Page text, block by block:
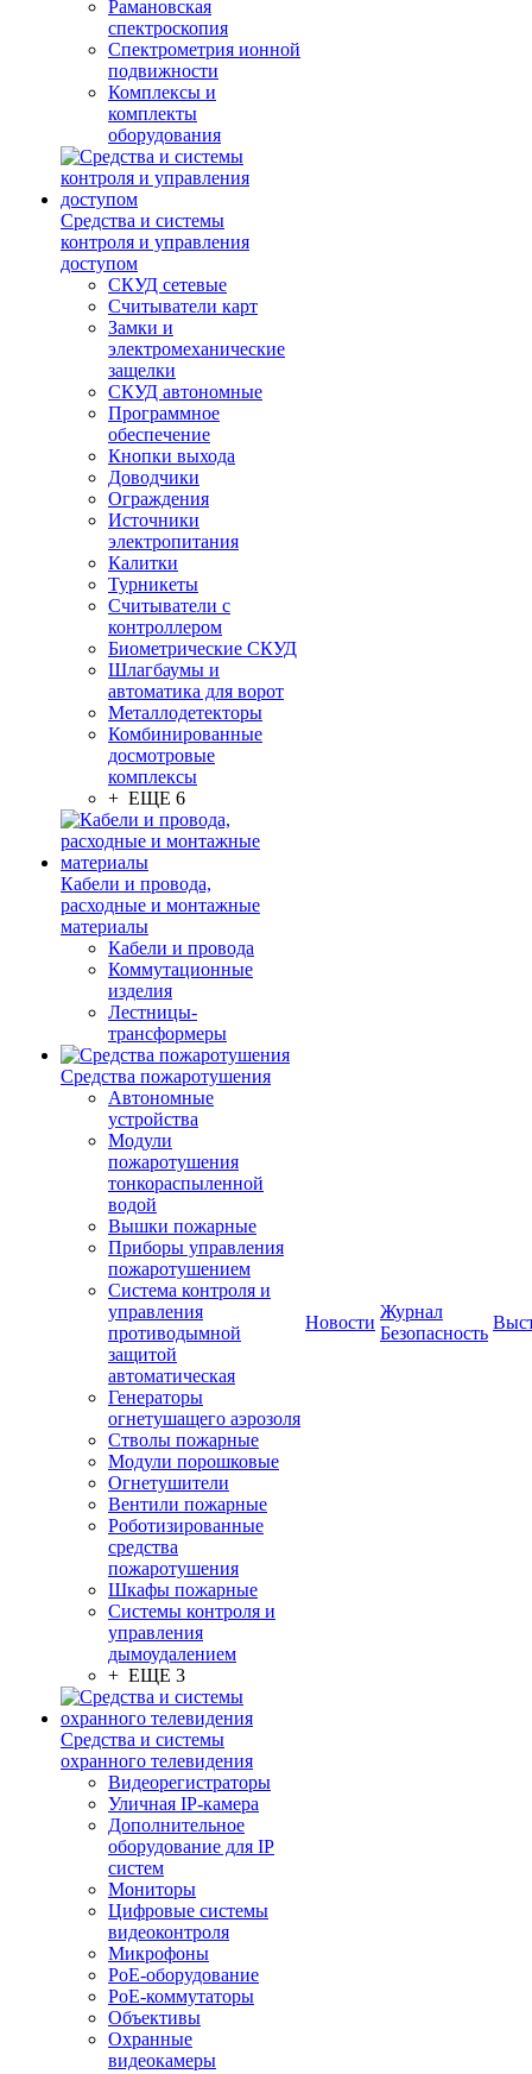
Рамановская
спектроскопия
Спектрометрия ионной
подвижности
Комплексы и
комплекты
оборудования
Средства и системы
контроля и управления
доступом
СКУД сетевые
Считыватели карт
Замки и
электромеханические
защелки
СКУД автономные
Программное
обеспечение
Кнопки выхода
Доводчики
Ограждения
Источники
электропитания
Калитки
Турникеты
Считыватели с
контроллером
Биометрические СКУД
Шлагбаумы и
автоматика для ворот
Металлодетекторы
Комбинированные
досмотровые
комплексы
+ ЕЩЕ 6
Кабели и провода,
расходные и монтажные
материалы
Кабели и провода
Коммутационные
изделия
Лестницы-
трансформеры
Средства пожаротушения
Автономные
устройства
Модули
пожаротушения
тонкораспыленной
водой
Вышки пожарные
Приборы управления
пожаротушением
Система контроля и
управления
противодымной
защитой
автоматическая
Генераторы
огнетушащего аэрозоля
Стволы пожарные
Модули порошковые
Огнетушители
Вентили пожарные
Роботизированные
средства
пожаротушения
Шкафы пожарные
Системы контроля и
управления
дымоудалением
+ ЕЩЕ 3
Средства и системы
охранного телевидения
Видеорегистраторы
Уличная IP-камера
Дополнительное
оборудование для IP
систем
Мониторы
Цифровые системы
видеоконтроля
Микрофоны
PoE-оборудование
PoE-коммутаторы
Объективы
Охранные
видеокамеры
Новости
Журнал
Безопасность